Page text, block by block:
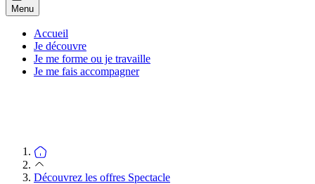
Menu
Accueil
Je découvre
Je me forme ou je travaille
Je me fais accompagner
Découvrez les offres Spectacle